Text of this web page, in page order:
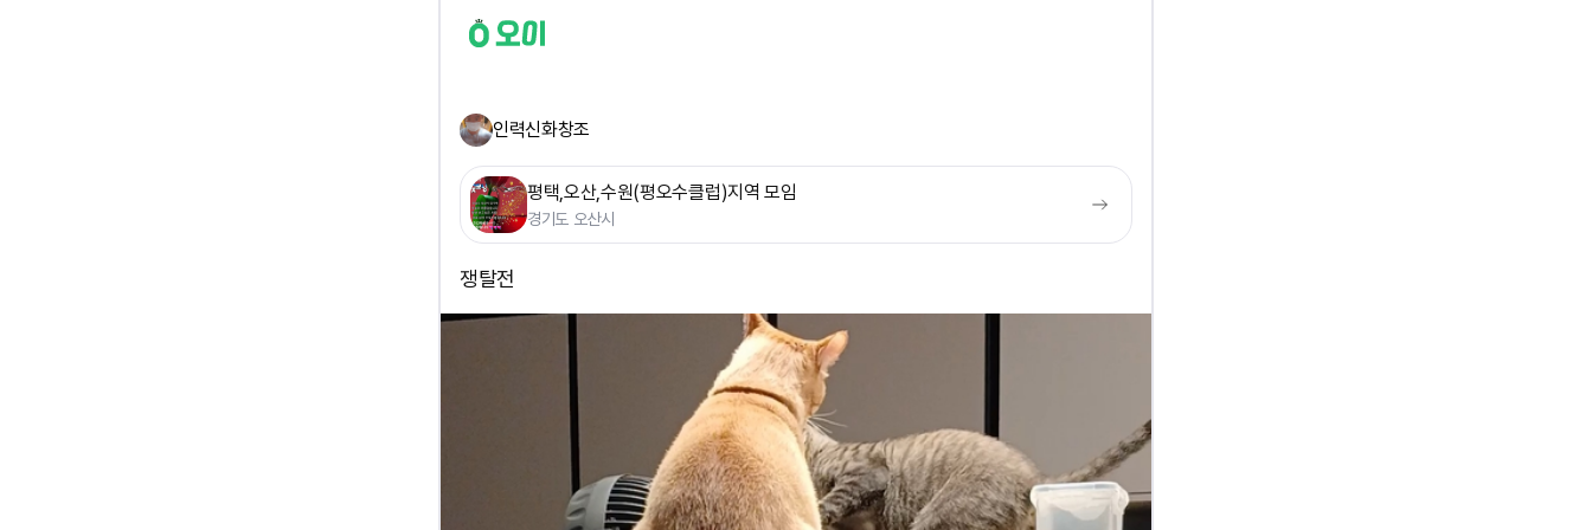
인력신화창조
평택,오산,수원(평오수클럽)지역 모임
경기도 오산시
쟁탈전